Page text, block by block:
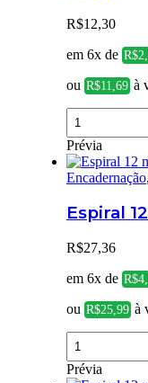
R$12,30
em 6x de R$
ou R$11,69 à
Prévia
Encadernação,
Espiral
R$27,36
em 6x de R$
ou R$25,99 à
Prévia